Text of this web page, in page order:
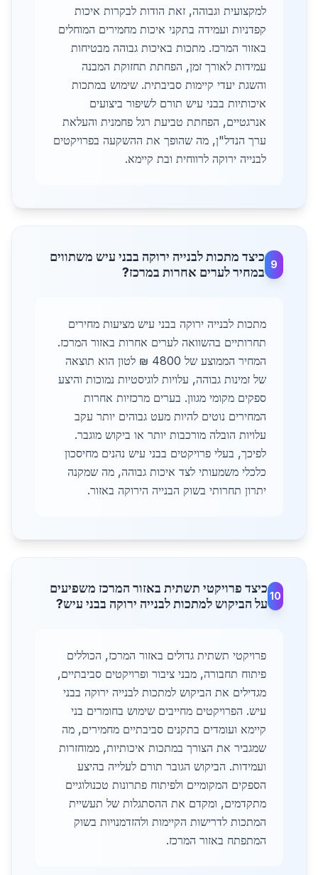
למקצועית וגבוהה, זאת הודות לבקרות איכות
קפדניות ועמידה בתקני איכות מחמירים המוחלים
באזור המרכז. מתכות באיכות גבוהה מבטיחות
עמידות לאורך זמן, הפחתת תחזוקת המבנה
והשגת יעדי קיימות סביבתית. שימוש במתכות
איכותיות בבני עיש תורם לשיפור ביצועים
אנרגטיים, הפחתת טביעת רגל פחמנית והעלאת
ערך הנדל"ן, מה שהופך את ההשקעה בפרויקטים
לבנייה ירוקה לרווחית ובת קיימא.
9
כיצד מתכות לבנייה ירוקה בבני עיש משתווים
במחיר לערים אחרות במרכז?
מתכות לבנייה ירוקה בבני עיש מציעות מחירים
תחרותיים בהשוואה לערים אחרות באזור המרכז.
המחיר הממוצע של 4800 ₪ לטון הוא תוצאה
של זמינות גבוהה, עלויות לוגיסטיות נמוכות והיצע
ספקים מקומי מגוון. בערים מרכזיות אחרות
המחירים נוטים להיות מעט גבוהים יותר עקב
עלויות הובלה מורכבות יותר או ביקוש מוגבר.
לפיכך, בעלי פרויקטים בבני עיש נהנים מחיסכון
כלכלי משמעותי לצד איכות גבוהה, מה שמקנה
יתרון תחרותי בשוק הבנייה הירוקה באזור.
10
כיצד פרויקטי תשתית באזור המרכז משפיעים
על הביקוש למתכות לבנייה ירוקה בבני עיש?
פרויקטי תשתית גדולים באזור המרכז, הכוללים
פיתוח תחבורה, מבני ציבור ופרויקטים סביבתיים,
מגדילים את הביקוש למתכות לבנייה ירוקה בבני
עיש. הפרויקטים מחייבים שימוש בחומרים בני
קיימא ועומדים בתקנים סביבתיים מחמירים, מה
שמגביר את הצורך במתכות איכותיות, ממוחזרות
ועמידות. הביקוש הגובר תורם לעלייה בהיצע
הספקים המקומיים ולפיתוח פתרונות טכנולוגיים
מתקדמים, ומקדם את ההסתגלות של תעשיית
המתכות לדרישות הקיימות ולהזדמנויות בשוק
המתפתח באזור המרכז.